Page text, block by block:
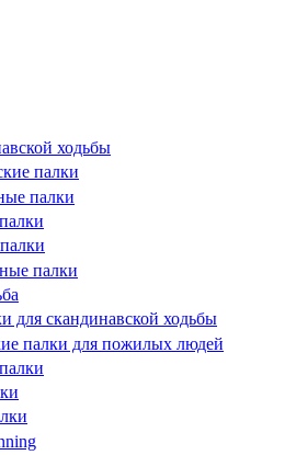
ходьбы
палки
палки
палки
для скандинавской ходьбы
палки для пожилых людей